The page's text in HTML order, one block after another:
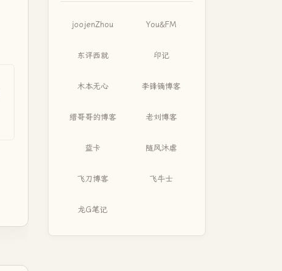
joojenZhou You&FM
东评西就 印记
木本无心 李锋镝博客
缙哥哥的博客 老刘博客
蓝卡 随风沐虐
飞刀博客 飞牛士
龙G笔记